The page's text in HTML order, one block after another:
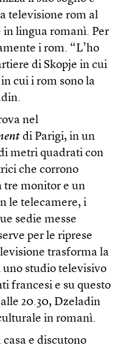
televisione rom al
lingua romanì. Per
i rom. “L’ho
di Skopje in cui
cui i rom sono la
nel
di Parigi, in un
metri quadrati con
che corrono
tre monitor e un
le telecamere, i
sedie messe
per le riprese
trasforma la
studio televisivo
francesi e su questo
20.30, Dzeladin
in romanì.
e discutono